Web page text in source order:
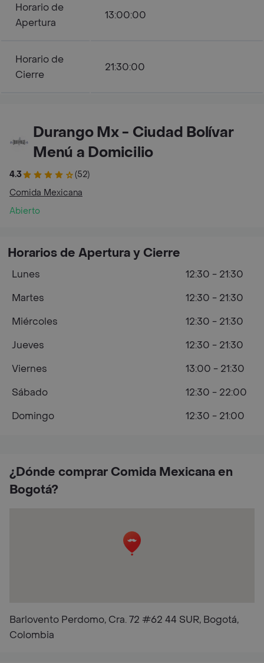
Horario de
Apertura
13:00:00
Horario de
Cierre
21:30:00
Durango Mx - Ciudad Bolívar
Menú a Domicilio
4.3
(52)
Comida Mexicana
Abierto
¿Dónde comprar Comida Mexicana en
Bogotá?
Barlovento Perdomo, Cra. 72 #62 44 SUR, Bogotá,
Colombia
Horarios de Apertura y Cierre
Lunes
12:30 - 21:30
Martes
12:30 - 21:30
Miércoles
12:30 - 21:30
Jueves
12:30 - 21:30
Viernes
13:00 - 21:30
Sábado
12:30 - 22:00
Domingo
12:30 - 21:00